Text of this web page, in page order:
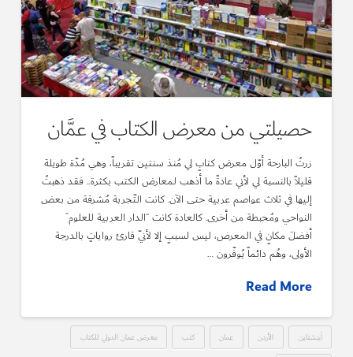
حصيلتي من معرض الكتاب في عمَّان
زرتُ البارحة أوّل معرض كتابٍ لي مُنذ سنتين تقريباً، وهي مُدّة طويلة
قليلاً بالنسبة لي لأني عادةً ما أذهب لمعارض الكتب بكثرة.. فقد ذهبتُ
إليها في ثلاث عواصم عربية حتى الآن. كانت التّجربة مُشرقة من بعض
النواحي ومُحبطة من أخرى. كالعادة كانت “الدار العربية للعلوم”
أفضلَ مكانٍ في المعرض، ليس لسببٍ إلا لأنّي قارئ رواياتٍ بالدرجة
الأولى، وهُم دائماً يُوفّرون …
Read More
آينشتاين الأردن عمان كتب معرض عمان الدولي للكتاب